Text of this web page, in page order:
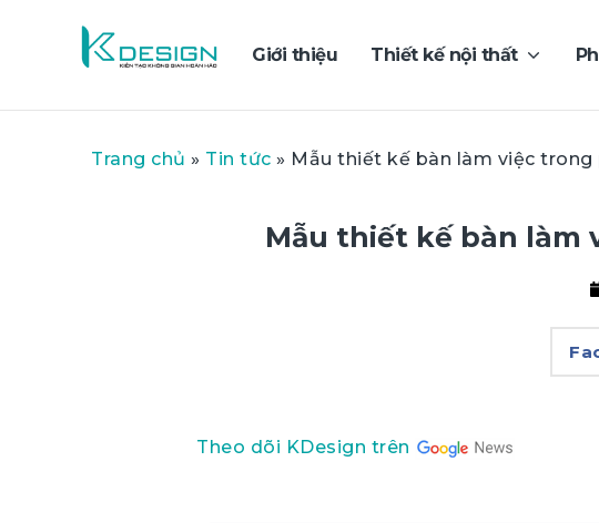
Giới thiệu Thiết kế nội thất
Trang chủ » Tin tức » Mẫu thiết kế bàn làm việc
Mẫu thiết kế bàn làm
Theo dõi KDesign trên